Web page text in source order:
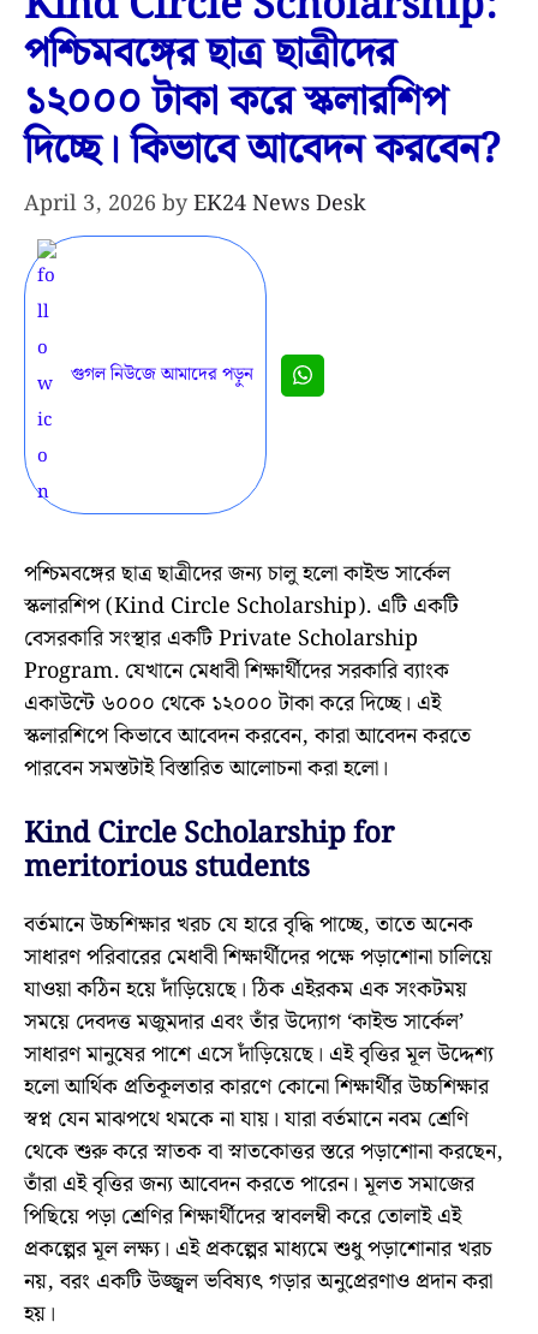
পশ্চিমবঙ্গের ছাত্র ছাত্রীদের
১২০০০ টাকা করে স্কলারশিপ
দিচ্ছে। কিভাবে আবেদন করবেন?
April 3, 2026 byEK24 News Desk
গুগল নিউজে আমাদের পড়ুন
পশ্চিমবঙ্গের ছাত্র ছাত্রীদের জন্য চালু হলো কাইন্ড সার্কেল
স্কলারশিপ (Kind Circle Scholarship). এটি একটি
বেসরকারি সংস্থার একটি Private Scholarship
Program. যেখানে মেধাবী শিক্ষার্থীদের সরকারি ব্যাংক
একাউন্টে ৬০০০ থেকে ১২০০০ টাকা করে দিচ্ছে। এই
স্কলারশিপে কিভাবে আবেদন করবেন, কারা আবেদন করতে
পারবেন সমস্তটাই বিস্তারিত আলোচনা করা হলো।
Kind Circle Scholarship for
meritorious students
বর্তমানে উচ্চশিক্ষার খরচ যে হারে বৃদ্ধি পাচ্ছে, তাতে অনেক
সাধারণ পরিবারের মেধাবী শিক্ষার্থীদের পক্ষে পড়াশোনা চালিয়ে
যাওয়া কঠিন হয়ে দাঁড়িয়েছে। ঠিক এইরকম এক সংকটময়
সময়ে দেবদত্ত মজুমদার এবং তাঁর উদ্যোগ ‘কাইন্ড সার্কেল’
সাধারণ মানুষের পাশে এসে দাঁড়িয়েছে। এই বৃত্তির মূল উদ্দেশ্য
হলো আর্থিক প্রতিকূলতার কারণে কোনো শিক্ষার্থীর উচ্চশিক্ষার
স্বপ্ন যেন মাঝপথে থমকে না যায়। যারা বর্তমানে নবম শ্রেণি
থেকে শুরু করে স্নাতক বা স্নাতকোত্তর স্তরে পড়াশোনা করছেন,
তাঁরা এই বৃত্তির জন্য আবেদন করতে পারেন। মূলত সমাজের
পিছিয়ে পড়া শ্রেণির শিক্ষার্থীদের স্বাবলম্বী করে তোলাই এই
প্রকল্পের মূল লক্ষ্য। এই প্রকল্পের মাধ্যমে শুধু পড়াশোনার খরচ
নয়, বরং একটি উজ্জ্বল ভবিষ্যৎ গড়ার অনুপ্রেরণাও প্রদান করা
হয়।